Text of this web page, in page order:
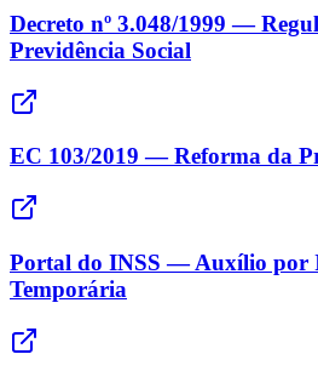
Decreto nº 3.048/1999 —
Previdência Social
EC 103/2019 — Reforma da
Portal do INSS — Auxílio por
Temporária